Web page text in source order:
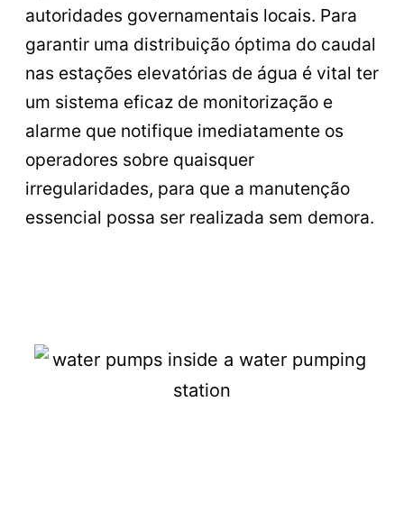
autoridades governamentais locais. Para
garantir uma distribuição óptima do caudal
nas estações elevatórias de água é vital ter
um sistema eficaz de monitorização e
alarme que notifique imediatamente os
operadores sobre quaisquer
irregularidades, para que a manutenção
essencial possa ser realizada sem demora.